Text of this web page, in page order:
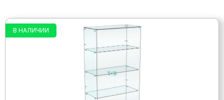
В НАЛИЧИИ